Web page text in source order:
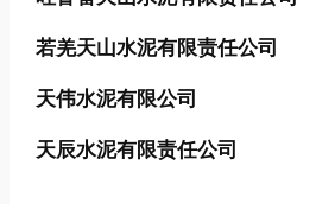
若羌天山水泥有限责任公司
天伟水泥有限公司
天辰水泥有限责任公司